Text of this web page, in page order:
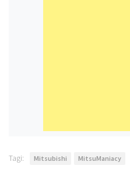
Tagi: Mitsubishi MitsuManiacy